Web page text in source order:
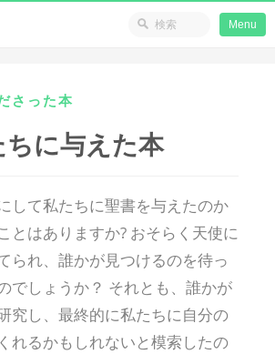
Menu
さった本
に与えた本
して私たちに聖書を与えたのか
とはありますか? おそらく天使に
られ、誰かが見つけるのを待っ
でしょうか？ それとも、誰かが
究し、最終的に私たちに自分の
れるかもしれないと模索したの